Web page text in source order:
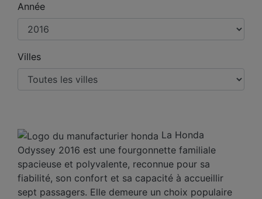
Année
Villes
La Honda
Odyssey 2016 est une fourgonnette familiale
spacieuse et polyvalente, reconnue pour sa
fiabilité, son confort et sa capacité à accueillir
sept passagers. Elle demeure un choix populaire